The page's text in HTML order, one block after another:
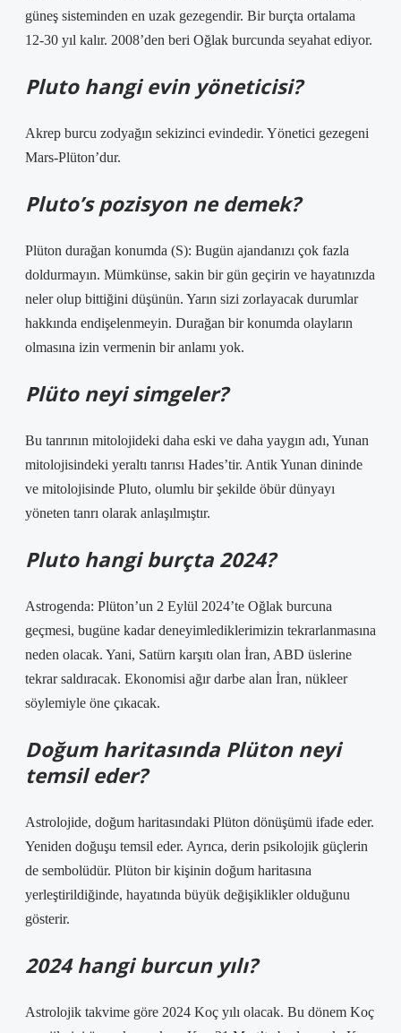
güneş sisteminden en uzak gezegendir. Bir burçta ortalama
12-30 yıl kalır. 2008’den beri Oğlak burcunda seyahat ediyor.
Pluto hangi evin yöneticisi?
Akrep burcu zodyağın sekizinci evindedir. Yönetici gezegeni
Mars-Plüton’dur.
Pluto’s pozisyon ne demek?
Plüton durağan konumda (S): Bugün ajandanızı çok fazla
doldurmayın. Mümkünse, sakin bir gün geçirin ve hayatınızda
neler olup bittiğini düşünün. Yarın sizi zorlayacak durumlar
hakkında endişelenmeyin. Durağan bir konumda olayların
olmasına izin vermenin bir anlamı yok.
Plüto neyi simgeler?
Bu tanrının mitolojideki daha eski ve daha yaygın adı, Yunan
mitolojisindeki yeraltı tanrısı Hades’tir. Antik Yunan dininde
ve mitolojisinde Pluto, olumlu bir şekilde öbür dünyayı
yöneten tanrı olarak anlaşılmıştır.
Pluto hangi burçta 2024?
Astrogenda: Plüton’un 2 Eylül 2024’te Oğlak burcuna
geçmesi, bugüne kadar deneyimlediklerimizin tekrarlanmasına
neden olacak. Yani, Satürn karşıtı olan İran, ABD üslerine
tekrar saldıracak. Ekonomisi ağır darbe alan İran, nükleer
söylemiyle öne çıkacak.
Doğum haritasında Plüton neyi
temsil eder?
Astrolojide, doğum haritasındaki Plüton dönüşümü ifade eder.
Yeniden doğuşu temsil eder. Ayrıca, derin psikolojik güçlerin
de sembolüdür. Plüton bir kişinin doğum haritasına
yerleştirildiğinde, hayatında büyük değişiklikler olduğunu
gösterir.
2024 hangi burcun yılı?
Astrolojik takvime göre 2024 Koç yılı olacak. Bu dönem Koç